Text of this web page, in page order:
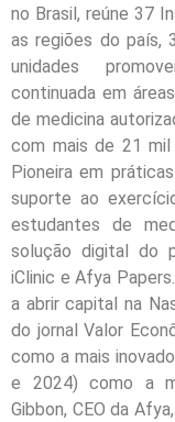
no Brasil, reúne 37
as regiões do país,
unidades
continuada em
de medicina
com mais de 21
Pioneira em
suporte ao
estudantes de
solução digital do
iClinic e Afya
a abrir capital na
do jornal Valor
como a mais
e 2024) como a
Gibbon, CEO da